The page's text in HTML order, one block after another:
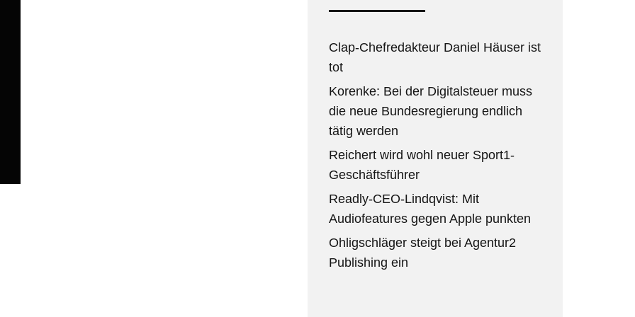
Clap-Chefredakteur Daniel Häuser ist
tot
Korenke: Bei der Digitalsteuer muss
die neue Bundesregierung endlich
tätig werden
Reichert wird wohl neuer Sport1-
Geschäftsführer
Readly-CEO-Lindqvist: Mit
Audiofeatures gegen Apple punkten
Ohligschläger steigt bei Agentur2
Publishing ein